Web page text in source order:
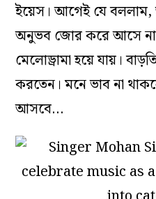
ইয়েস। আগেই যে
অনুভব জোর করে আসে
মেলোড্রামা হয়ে যায়।
করতেন। মনে ভাব না
আসবে…